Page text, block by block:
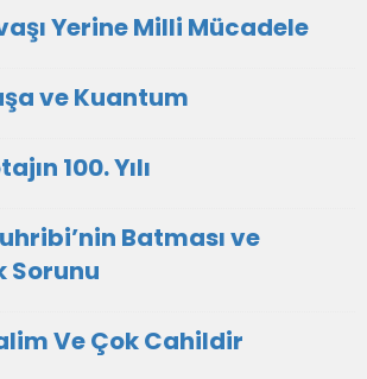
Yerine Milli Mücadele
ve Kuantum
100. Yılı
Batması ve
Sorunu
Ve Çok Cahildir